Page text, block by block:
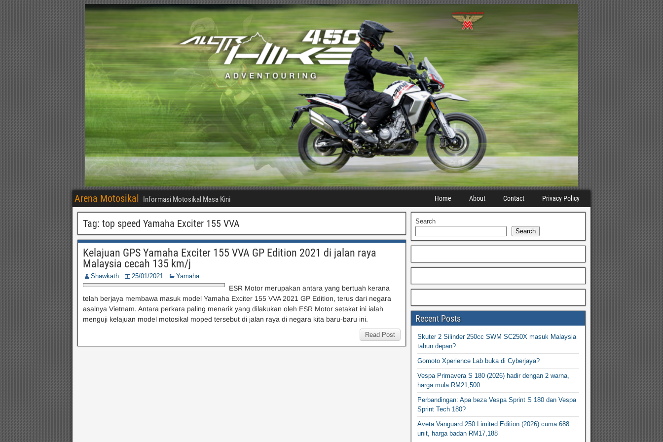
Arena Motosikal Informasi Motosikal Masa Kini Home About Contact Privacy Policy
Tag: top speed Yamaha Exciter 155 VVA
Kelajuan GPS Yamaha Exciter 155 VVA GP Edition 2021 di jalan raya
Malaysia cecah 135 km/j
Shawkath 25/01/2021 Yamaha
ESR Motor merupakan antara yang bertuah kerana
telah berjaya membawa masuk model Yamaha Exciter 155 VVA 2021 GP Edition, terus dari negara
asalnya Vietnam. Antara perkara paling menarik yang dilakukan oleh ESR Motor setakat ini ialah
menguji kelajuan model motosikal moped tersebut di jalan raya di negara kita baru-baru ini.
Read Post
Search
Search
Recent Posts
Skuter 2 Silinder 250cc SWM SC250X masuk Malaysia
tahun depan?
Gomoto Xperience Lab buka di Cyberjaya?
Vespa Primavera S 180 (2026) hadir dengan 2 warna,
harga mula RM21,500
Perbandingan: Apa beza Vespa Sprint S 180 dan Vespa
Sprint Tech 180?
Aveta Vanguard 250 Limited Edition (2026) cuma 688
unit, harga badan RM17,188